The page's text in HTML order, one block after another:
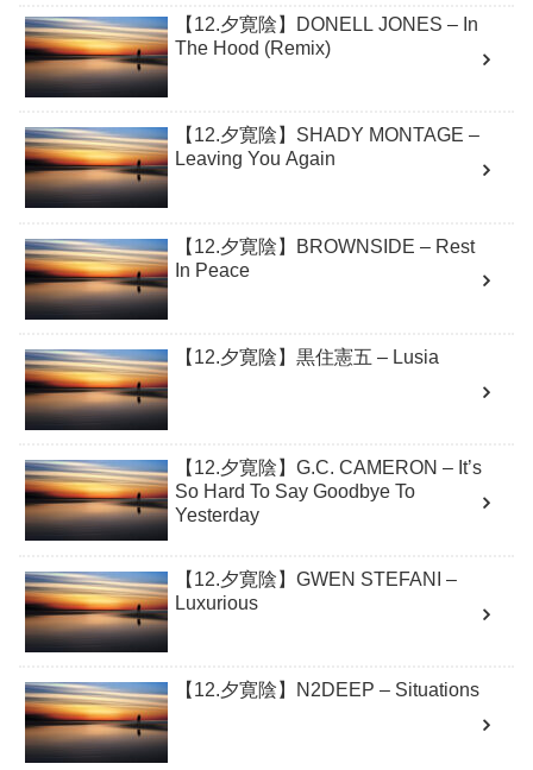
【12.夕寛陰】DONELL JONES – In
The Hood (Remix)
【12.夕寛陰】SHADY MONTAGE –
Leaving You Again
【12.夕寛陰】BROWNSIDE – Rest
In Peace
【12.夕寛陰】黒住憲五 – Lusia
【12.夕寛陰】G.C. CAMERON – It’s
So Hard To Say Goodbye To
Yesterday
【12.夕寛陰】GWEN STEFANI –
Luxurious
【12.夕寛陰】N2DEEP – Situations